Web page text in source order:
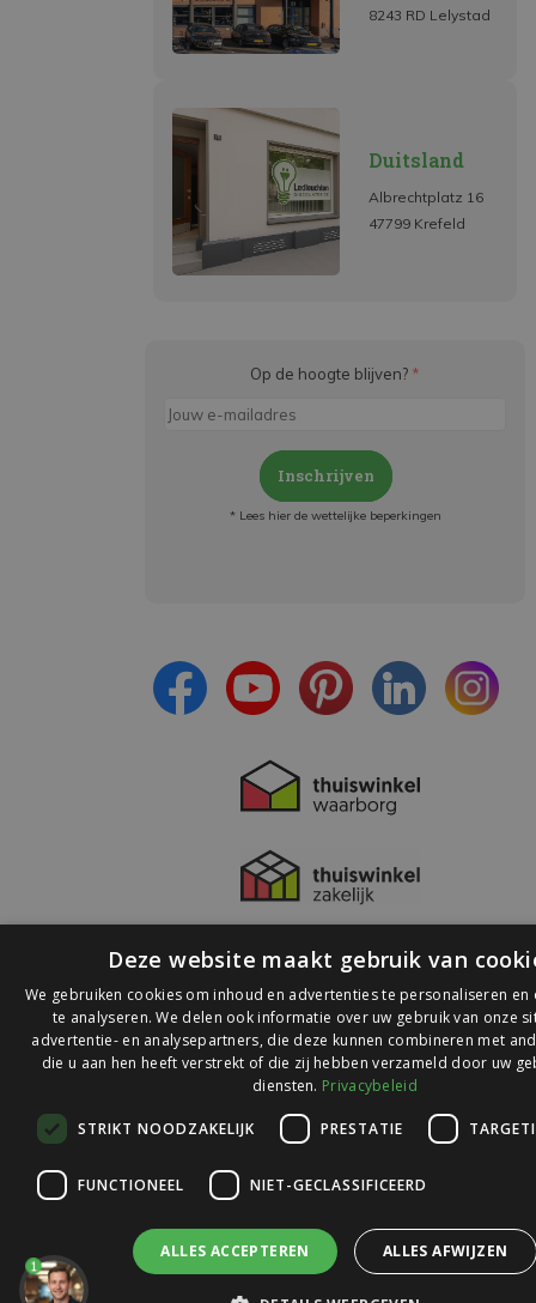
8243 RD Lelystad
Duitsland
Albrechtplatz 16
47799 Krefeld
Op de hoogte blijven? *
Inschrijven
* Lees hier de wettelijke beperkingen
© 2026 Ledlichtdiscounter.nl
op
Webwinkelkeur
1
Deze website maakt gebruik van
We gebruiken cookies om inhoud en advertenties te personaliseren en
te analyseren. We delen ook informatie over uw gebruik van onze
advertentie- en analysepartners, die deze kunnen combineren met
die u aan hen heeft verstrekt of die zij hebben verzameld door uw
diensten. Privacybeleid
STRIKT NOODZAKELIJK PRESTATIE
FUNCTIONEEL NIET-GECLASSIFICEERD
ALLES ACCEPTEREN ALLES AFWIJZEN